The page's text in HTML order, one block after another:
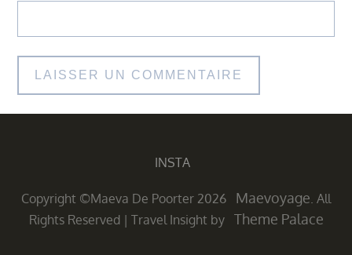
INSTA
Copyright ©Maeva De Poorter 2026 Maevoyage . All
Rights Reserved | Travel Insight by Theme Palace